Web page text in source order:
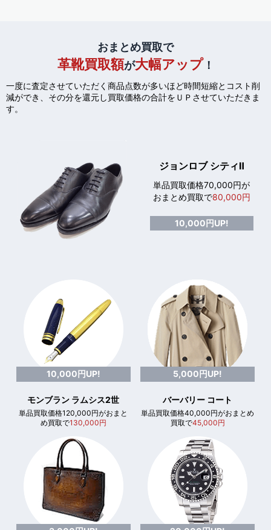
おまとめ買取で
革靴買取額が大幅アップ！
一度に査定させていただく商品点数が多いほど時間短縮とコスト削
減ができ、 その分を還元し買取価格の合計をＵＰさせていただきま
す。
ジョンロブ シティⅡ
単品買取価格70,000円が
おまとめ買取で80,000円
10,000円UP!
10,000円UP!
モンブラン ラムシス2世
単品買取価格120,000円がおまと
め買取で130,000円
5,000円UP!
バーバリー コート
単品買取価格40,000円がおまとめ
買取で45,000円